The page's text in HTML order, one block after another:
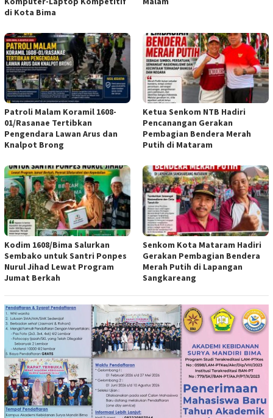
di Kota Bima
Patroli Malam Koramil 1608-
01/Rasanae Tertibkan
Pengendara Lawan Arus dan
Knalpot Brong
Ketua Senkom NTB Hadiri
Pencanangan Gerakan
Pembagian Bendera Merah
Putih di Mataram
Kodim 1608/Bima Salurkan
Sembako untuk Santri Ponpes
Nurul Jihad Lewat Program
Jumat Berkah
Senkom Kota Mataram Hadiri
Gerakan Pembagian Bendera
Merah Putih di Lapangan
Sangkareang